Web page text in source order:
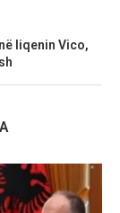
liqenin Vico,